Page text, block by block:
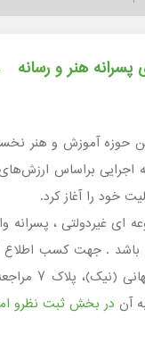
هنر و رسانه
حوزه آموزش و هنر
خود را آغاز کرد.
آن در بخش ثبت نظرو